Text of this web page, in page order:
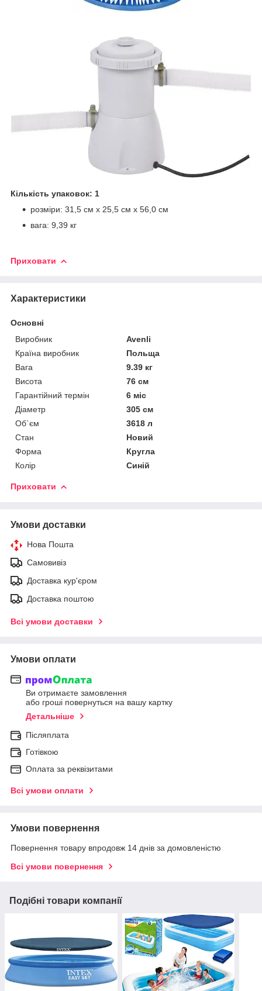
Кількість упаковок: 1
розміри: 31,5 см х 25,5 см х 56,0 см
вага: 9,39 кг
Приховати
Характеристики
Основні
Виробник
Avenli
Країна виробник
Польща
Вага
9.39 кг
Висота
76 см
Гарантійний термін
6 міс
Діаметр
305 см
Об`єм
3618 л
Стан
Новий
Форма
Кругла
Колір
Синій
Приховати
Умови доставки
Нова Пошта
Самовивіз
Доставка кур'єром
Доставка поштою
Всі умови доставки
Умови оплати
Ви отримаєте замовлення
або гроші повернуться на вашу картку
Детальніше
Післяплата
Готівкою
Оплата за реквізитами
Всі умови оплати
Умови повернення
Повернення товару впродовж 14 днів за домовленістю
Всі умови повернення
Подібні товари компанії